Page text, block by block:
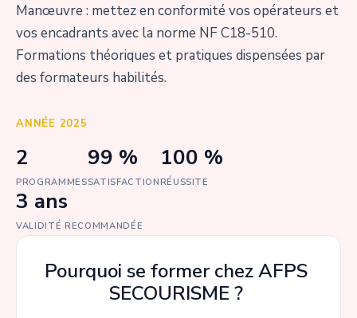
Manœuvre : mettez en conformité vos opérateurs et
vos encadrants avec la norme NF C18-510.
Formations théoriques et pratiques dispensées par
des formateurs habilités.
ANNÉE 2025
2
PROGRAMMES
99 %
SATISFACTION
100 %
RÉUSSITE
3 ans
VALIDITÉ RECOMMANDÉE
Pourquoi se former chez AFPS
SECOURISME ?